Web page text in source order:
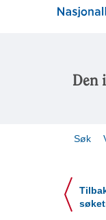
Den
Søk